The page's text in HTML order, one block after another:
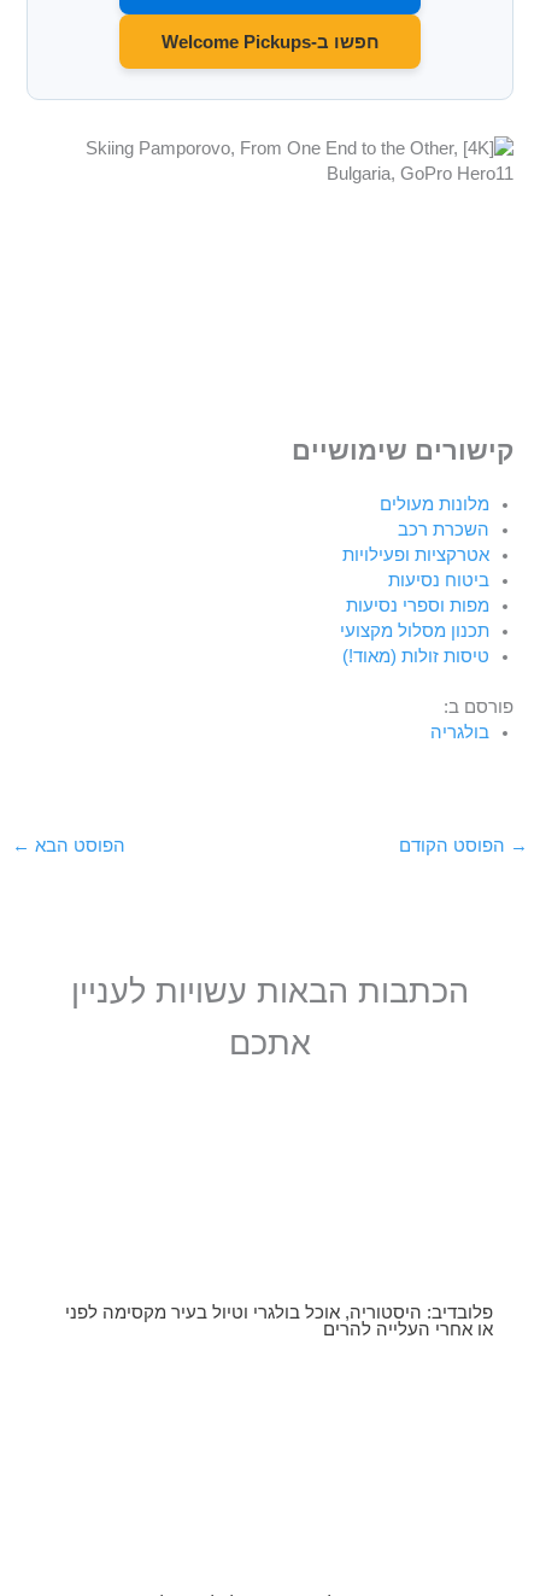
חפשו ב-Welcome Pickups
קישורים שימושיים
מלונות מעולים
השכרת רכב
אטרקציות ופעילויות
ביטוח נסיעות
מפות וספרי נסיעות
תכנון מסלול מקצועי
טיסות זולות (מאוד!)
פורסם ב:
בולגריה
→ הפוסט הקודם הפוסט הבא ←
הכתבות הבאות עשויות לעניין
אתכם
פלובדיב: היסטוריה, אוכל בולגרי וטיול בעיר מקסימה לפני
או אחרי העלייה להרים